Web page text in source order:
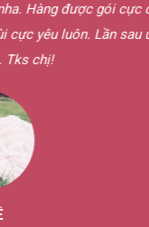
cực cẩn
sau ủng
tình